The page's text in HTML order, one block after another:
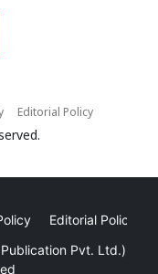
Editorial Policy
Editorial Policy
Pvt. Ltd.)